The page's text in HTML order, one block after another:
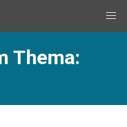
Thema: